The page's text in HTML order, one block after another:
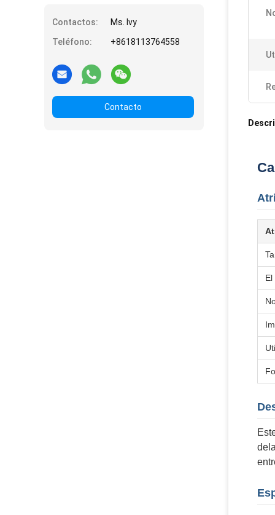
Contactos:
Ms. Ivy
Teléfono:
+8618113764558
Contacto
El